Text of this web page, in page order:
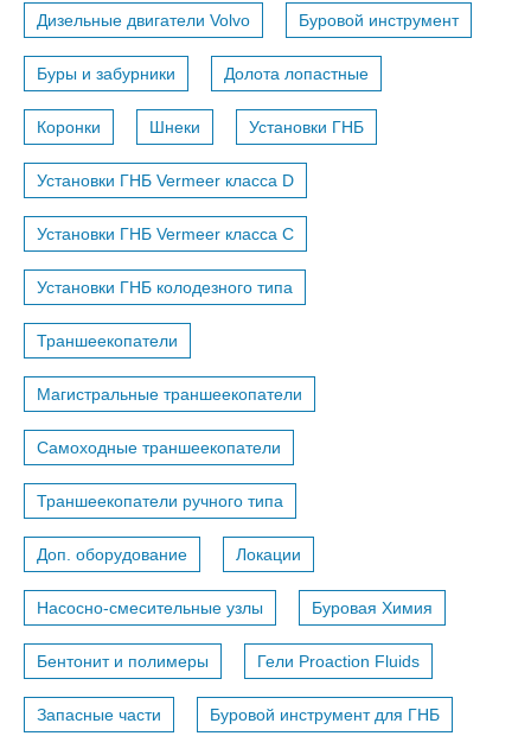
Дизельные двигатели Volvo Буровой инструмент
Буры и забурники Долота лопастные
Коронки Шнеки Установки ГНБ
Установки ГНБ Vermeer класса D
Установки ГНБ Vermeer класса С
Установки ГНБ колодезного типа
Траншеекопатели
Магистральные траншеекопатели
Самоходные траншеекопатели
Траншеекопатели ручного типа
Доп. оборудование Локации
Насосно-смесительные узлы Буровая Химия
Бентонит и полимеры Гели Proaction Fluids
Запасные части Буровой инструмент для ГНБ